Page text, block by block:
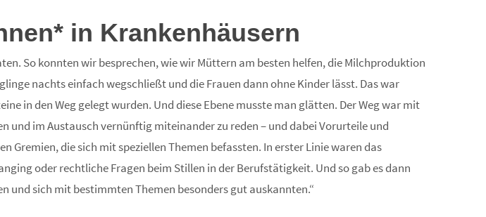
in Krankenhäusern
So konnten wir besprechen, wie wir Müttern am besten helfen, die Milchproduktion
nachts einfach wegschließt und die Frauen dann ohne Kinder lässt. Das war
in den Weg gelegt wurden. Und diese Ebene musste man glätten. Der Weg war mit
im Austausch vernünftig miteinander zu reden – und dabei Vorurteile und
Gremien, die sich mit speziellen Themen befassten. In erster Linie waren das
oder rechtliche Fragen beim Stillen in der Berufstätigkeit. Und so gab es dann
sich mit bestimmten Themen besonders gut auskannten.“